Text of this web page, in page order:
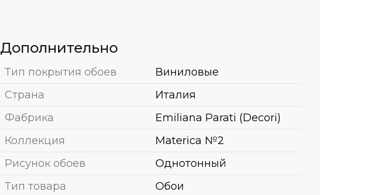
Дополнительно
Тип покрытия обоев
Виниловые
Страна
Италия
Фабрика
Emiliana Parati (Decori)
Коллекция
Materica №2
Рисунок обоев
Однотонный
Тип товара
Обои